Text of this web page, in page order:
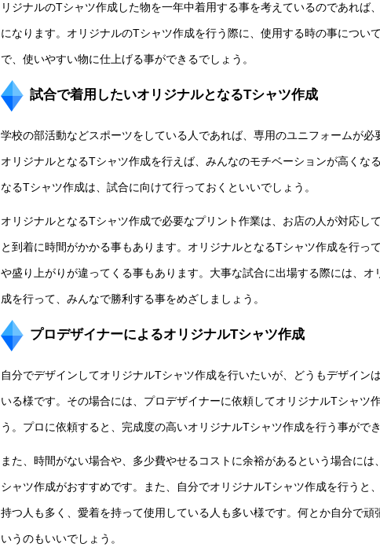
リジナルのTシャツ作成した物を一年中着用する事を考えているのであれば
になります。オリジナルのTシャツ作成を行う際に、使用する時の事につい
で、使いやすい物に仕上げる事ができるでしょう。
試合で着用したいオリジナルとなるTシャツ作成
学校の部活動などスポーツをしている人であれば、専用のユニフォームが必
オリジナルとなるTシャツ作成を行えば、みんなのモチベーションが高くなる
なるTシャツ作成は、試合に向けて行っておくといいでしょう。
オリジナルとなるTシャツ作成で必要なプリント作業は、お店の人が対応し
と到着に時間がかかる事もあります。オリジナルとなるTシャツ作成を行っ
や盛り上がりが違ってくる事もあります。大事な試合に出場する際には、オ
成を行って、みんなで勝利する事をめざしましょう。
プロデザイナーによるオリジナルTシャツ作成
自分でデザインしてオリジナルTシャツ作成を行いたいが、どうもデザイン
いる様です。その場合には、プロデザイナーに依頼してオリジナルTシャツ
う。プロに依頼すると、完成度の高いオリジナルTシャツ作成を行う事ができ
また、時間がない場合や、多少費やせるコストに余裕があるという場合に
シャツ作成がおすすめです。また、自分でオリジナルTシャツ作成を行うと
持つ人も多く、愛着を持って使用している人も多い様です。何とか自分で頑
いうのもいいでしょう。